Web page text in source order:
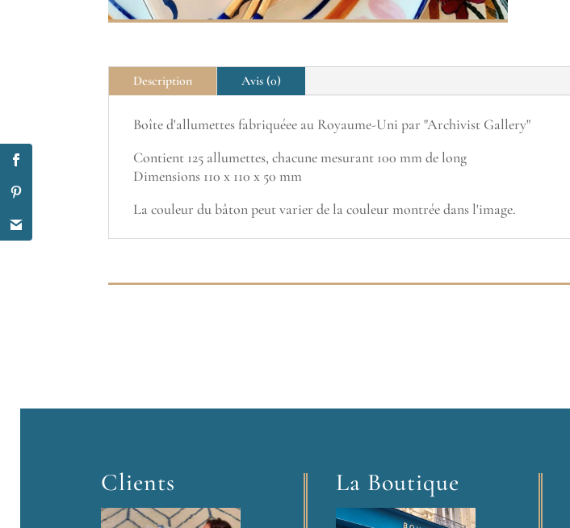
Description Avis (0)
Boîte d'allumettes fabriquéee au Royaume-Uni par "Archivist Gallery"
Contient 125 allumettes, chacune mesurant 100 mm de long
Dimensions 110 x 110 x 50 mm
La couleur du bâton peut varier de la couleur montrée dans l'image.
Clients La Boutique